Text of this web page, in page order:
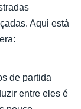
Aqui está
de partida
entre eles é